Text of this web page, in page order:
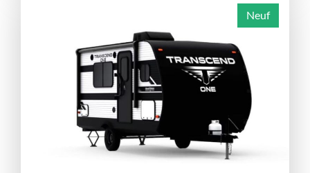
Neuf